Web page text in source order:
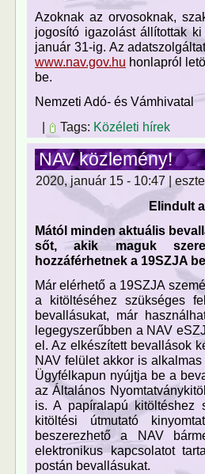
Azoknak az orvosoknak,
jogosító igazolást állítottak
január 31-ig. Az
www.nav.gov.hu honlapról
be.
Nemzeti Adó- és Vámhivatal
|
Tags: Közéleti hírek
NAV közlemény!
2020, január 15 - 10:47 |
Elindult
Mától minden aktuális
sőt, akik maguk
hozzáférhetnek a 19SZJA
Már elérhető a 19SZJA
a kitöltéséhez szükséges
bevallásukat, már
legegyszerűbben a NAV
el. Az elkészített bevallások
NAV felület akkor is
Ügyfélkapun nyújtja be a
az Általános
is. A papíralapú kitöltéshez
kitöltési útmutató
beszerezhető a NAV
elektronikus kapcsolatot
postán bevallásukat.